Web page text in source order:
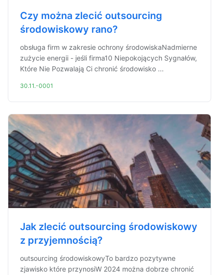
Czy można zlecić outsourcing
środowiskowy rano?
obsługa firm w zakresie ochrony środowiskaNadmierne
zużycie energii - jeśli firma10 Niepokojących Sygnałów,
Które Nie Pozwalają Ci chronić środowisko ...
30.11.-0001
Jak zlecić outsourcing środowiskowy
z przyjemnością?
outsourcing środowiskowyTo bardzo pozytywne
zjawisko które przynosiW 2024 można dobrze chronić